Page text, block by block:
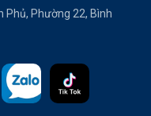
Phủ, Phường 22, Bình